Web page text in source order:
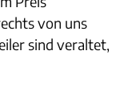
von uns
sind veraltet,